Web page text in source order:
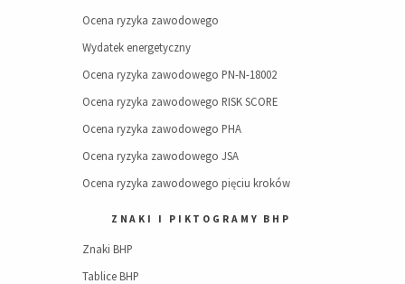
Ocena ryzyka zawodowego
Wydatek energetyczny
Ocena ryzyka zawodowego PN-N-18002
Ocena ryzyka zawodowego RISK SCORE
Ocena ryzyka zawodowego PHA
Ocena ryzyka zawodowego JSA
Ocena ryzyka zawodowego pięciu kroków
ZNAKI I PIKTOGRAMY BHP
Znaki BHP
Tablice BHP